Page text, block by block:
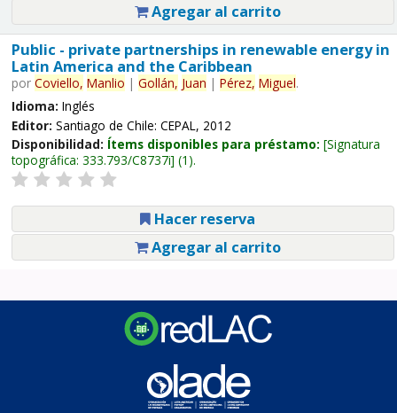
Agregar al carrito
Public - private partnerships in renewable energy in
Latin America and the Caribbean
por Coviello, Manlio | Gollán, Juan | Pérez, Miguel.
Idioma: Inglés
Editor: Santiago de Chile: CEPAL, 2012
Disponibilidad: Ítems disponibles para préstamo: Signatura
topográfica: 333.793/C8737i (1).
Hacer reserva
Agregar al carrito